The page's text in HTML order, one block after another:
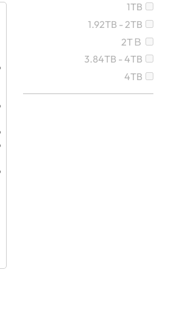
1TB
1.92TB - 2TB
2TＢ
3.84TB - 4TB
4TB